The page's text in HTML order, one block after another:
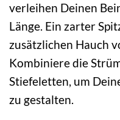
verleihen Deinen
Länge. Ein zarter
zusätzlichen Hauch
Kombiniere die
Stiefeletten, um
zu gestalten.